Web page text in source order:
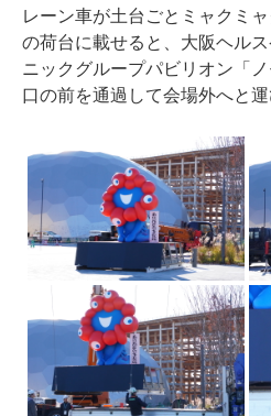
レーン車が土台ごとミャクミ
の荷台に載せると、大阪ヘル
ニックグループパビリオン「
口の前を通過して会場外へと運